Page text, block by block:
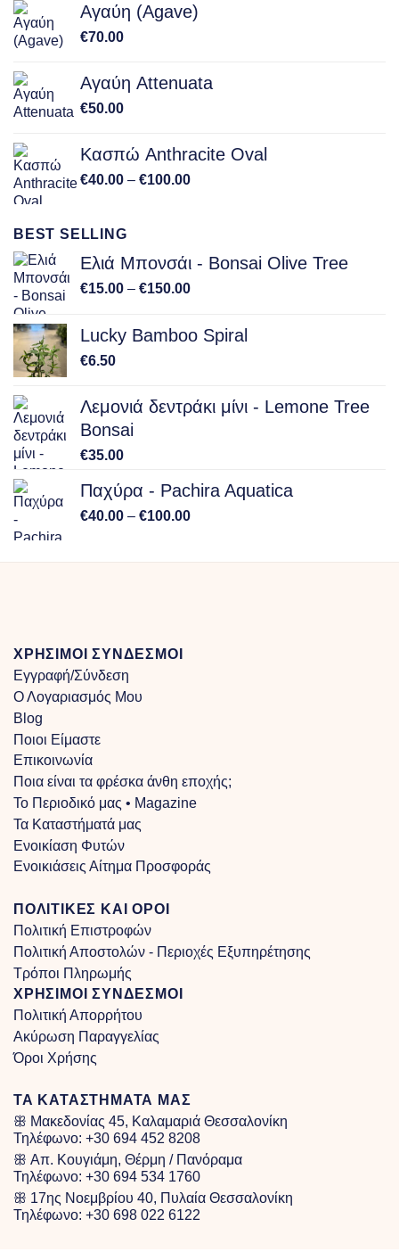
Αγαύη (Agave)
€70.00
Αγαύη Attenuata
€50.00
Κασπώ Anthracite Oval
€40.00 – €100.00Price
€100.00
BEST SELLING
Ελιά Μπονσάι - Bonsai Olive Tree
€15.00 – €150.00Price
€15.00
through
Lucky Bamboo Spiral
€6.50
Λεμονιά δεντράκι μίνι - Lemone Tree
Bonsai
€35.00
Παχύρα - Pachira Aquatica
€40.00 – €100.00Price
ΧΡΗΣΙΜΟΙ ΣΥΝΔΕΣΜΟΙ
Εγγραφή/Σύνδεση
Ο Λογαριασμός Μου
Blog
Ποιοι Είμαστε
Επικοινωνία
Ποια είναι τα φρέσκα άνθη εποχής;
Το Περιοδικό μας • Magazine
Τα Kαταστήματά μας
Ενοικίαση Φυτών
Ενοικιάσεις Αίτημα Προσφοράς
ΠΟΛΙΤΙΚΕΣ ΚΑΙ ΟΡΟΙ
Πολιτική Επιστροφών
Πολιτική Αποστολών - Περιοχές Εξυπηρέτησης
Τρόποι Πληρωμής
ΧΡΗΣΙΜΟΙ ΣΥΝΔΕΣΜΟΙ
Πολιτική Απορρήτου
Ακύρωση Παραγγελίας
Όροι Χρήσης
ΤΑ ΚΑΤΑΣΤΗΜΑΤΑ ΜΑΣ
ꕥ Μακεδονίας 45, Καλαμαριά Θεσσαλονίκη
Τηλέφωνο: +30 694 452 8208
ꕥ Απ. Κουγιάμη, Θέρμη / Πανόραμα
Τηλέφωνο: +30 694 534 1760
ꕥ 17ης Νοεμβρίου 40, Πυλαία Θεσσαλονίκη
Τηλέφωνο: +30 698 022 6122